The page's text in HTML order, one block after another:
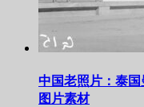
中国老照片：泰
图片素材